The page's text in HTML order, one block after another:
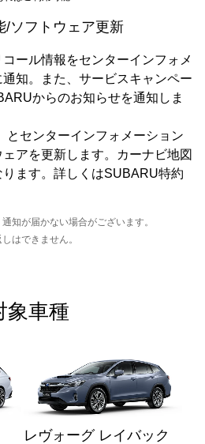
/ソフトウェア更新
ール情報をセンターインフォメ
知。また、サービスキャンペー
からのお知らせを通知しま
とセンターインフォメーション
アを更新します。カーナビ地図
ます。詳しくはSUBARU特約
知が届かない場合がございます。
はできません。
象車種
レヴォーグ レイバック